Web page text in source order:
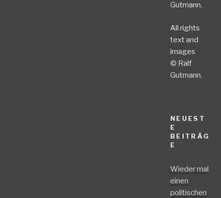
Gutmann.
All rights
text and
images
© Ralf
Gutmann.
NEUEST
E
BEITRÄG
E
Wieder mal
einen
politischen